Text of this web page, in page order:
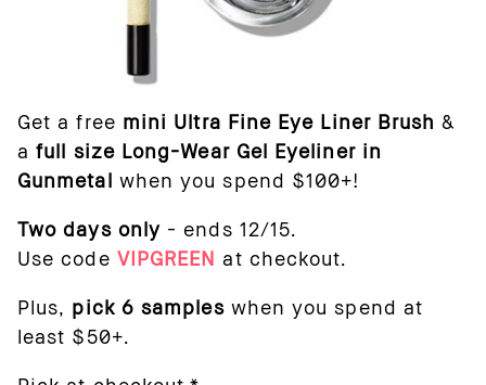
Get a free mini Ultra Fine Eye Liner Brush &
afull size Long-Wear Gel Eyeliner in
Gunmetal when you spend $100+!
Two days only - ends 12/15.
Use code VIPGREENat checkout.
Plus, pick 6 samples when you spend at
least $50+.